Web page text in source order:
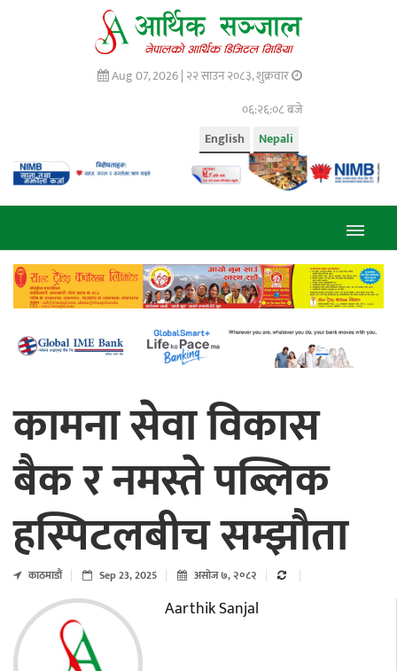
Aug 07, 2026 | २२ साउन २०८३, शुक्रवार
०६:२६:०८ बजे
Nepali
English
कामना सेवा विकास
बैक र नमस्ते पब्लिक
हस्पिटलबीच सम्झौता
काठमाडाैं Sep 23, 2025 असोज ७, २०८२
Aarthik Sanjal